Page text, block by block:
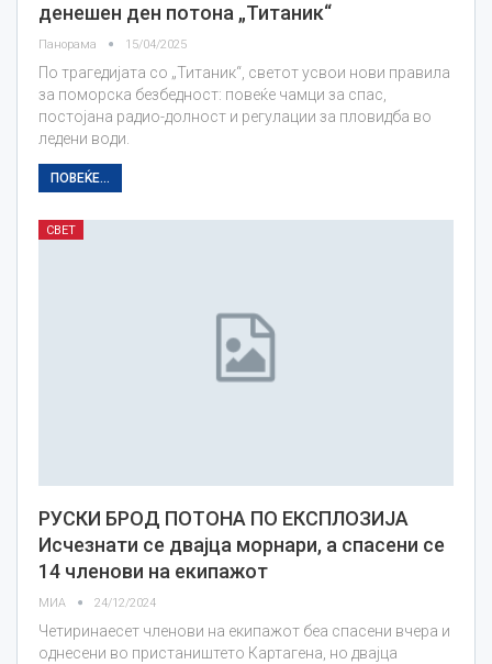
денешен ден потона „Титаник“
Панорама 15/04/2025
По трагедијата со „Титаник“, светот усвои нови правила
за поморска безбедност: повеќе чамци за спас,
постојана радио-долност и регулации за пловидба во
ледени води.
ПОВЕЌЕ...
СВЕТ
РУСКИ БРОД ПОТОНА ПО ЕКСПЛОЗИЈА
Исчезнати се двајца морнари, а спасени се
14 членови на екипажот
МИА 24/12/2024
Четиринаесет членови на екипажот беа спасени вчера и
однесени во пристаништето Картагена, но двајца